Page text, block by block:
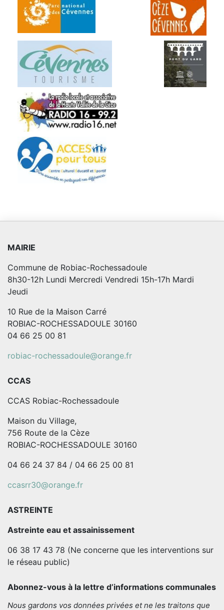
MAIRIE
Commune de Robiac-Rochessadoule
8h30-12h Lundi Mercredi Vendredi 15h-17h Mardi
Jeudi
10 Rue de la Maison Carré
ROBIAC-ROCHESSADOULE 30160
04 66 25 00 81
robiac-rochessadoule@orange.fr
CCAS
CCAS Robiac-Rochessadoule
Maison du Village,
756 Route de la Cèze
ROBIAC-ROCHESSADOULE 30160
04 66 24 37 84 / 04 66 25 00 81
ccasrr30@orange.fr
ASTREINTE
Astreinte eau et assainissement
06 38 17 43 78 (Ne concerne que les interventions sur
le réseau public)
Abonnez-vous à la lettre d’informations communales
Nous gardons vos données privées et ne les traitons que